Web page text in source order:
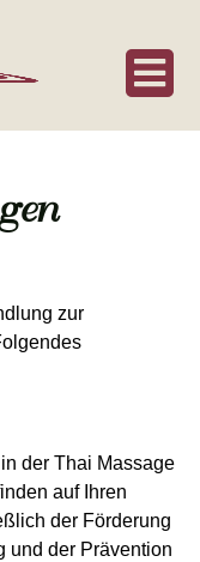
zur
der Thai Massage
auf Ihren
der Förderung
und der Prävention